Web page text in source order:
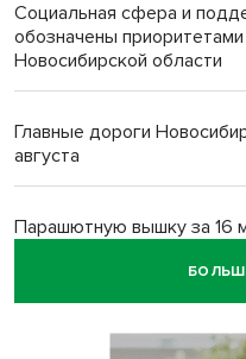
Социальная сфера и
обозначены
Новосибирской области
Главные дороги
августа
Парашютную вышку за 16
отдыха в Новосибирске